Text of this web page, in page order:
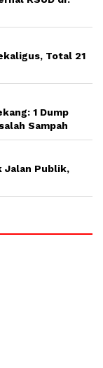
Total 21
1 Dump
Sampah
Jalan Publik,